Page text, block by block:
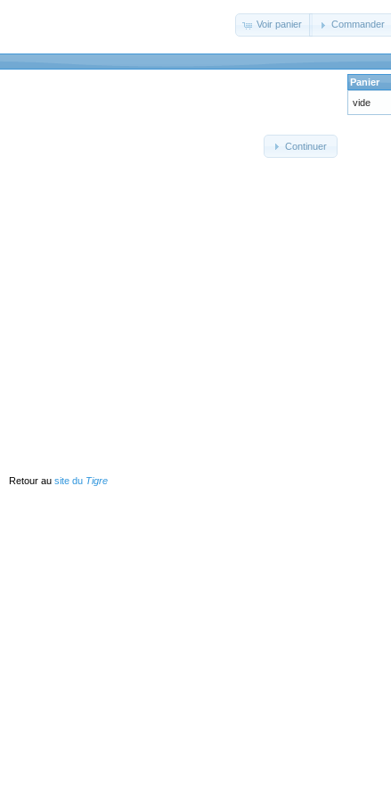
Voir panier Commander
Continuer
Panier
vide
Retour au site du Tigre